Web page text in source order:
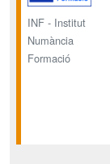
INF - Institut
Numància
Formació